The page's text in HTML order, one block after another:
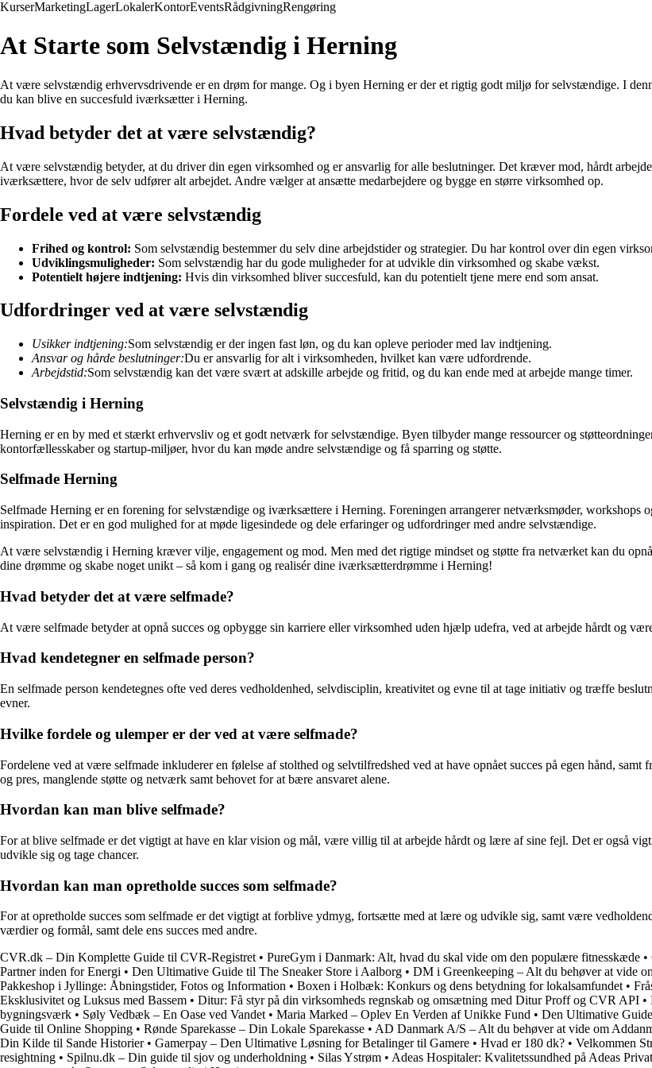
KurserMarketingLagerLokalerKontorEventsRådgivningRengøring
At Starte som Selvstændig i Herning
At være selvstændig erhvervsdrivende er en drøm for mange. Og i byen Herning er der et rigtig godt miljø for selvstændige. I
du kan blive en succesfuld iværksætter i Herning.
Hvad betyder det at være selvstændig?
At være selvstændig betyder, at du driver din egen virksomhed og er ansvarlig for alle beslutninger. Det kræver mod, hårdt
iværksættere, hvor de selv udfører alt arbejdet. Andre vælger at ansætte medarbejdere og bygge en større virksomhed op.
Fordele ved at være selvstændig
Frihed og kontrol: Som selvstændig bestemmer du selv dine arbejdstider og strategier. Du har kontrol over din egen
Udviklingsmuligheder: Som selvstændig har du gode muligheder for at udvikle din virksomhed og skabe vækst.
Potentielt højere indtjening: Hvis din virksomhed bliver succesfuld, kan du potentielt tjene mere end som ansat.
Udfordringer ved at være selvstændig
Usikker indtjening:Som selvstændig er der ingen fast løn, og du kan opleve perioder med lav indtjening.
Ansvar og hårde beslutninger:Du er ansvarlig for alt i virksomheden, hvilket kan være udfordrende.
Arbejdstid:Som selvstændig kan det være svært at adskille arbejde og fritid, og du kan ende med at arbejde mange timer.
Selvstændig i Herning
Herning er en by med et stærkt erhvervsliv og et godt netværk for selvstændige. Byen tilbyder mange ressourcer og
kontorfællesskaber og startup-miljøer, hvor du kan møde andre selvstændige og få sparring og støtte.
Selfmade Herning
Selfmade Herning er en forening for selvstændige og iværksættere i Herning. Foreningen arrangerer netværksmøder,
inspiration. Det er en god mulighed for at møde ligesindede og dele erfaringer og udfordringer med andre selvstændige.
At være selvstændig i Herning kræver vilje, engagement og mod. Men med det rigtige mindset og støtte fra netværket kan du
dine drømme og skabe noget unikt – så kom i gang og realisér dine iværksætterdrømme i Herning!
Hvad betyder det at være selfmade?
At være selfmade betyder at opnå succes og opbygge sin karriere eller virksomhed uden hjælp udefra, ved at arbejde hårdt og
Hvad kendetegner en selfmade person?
En selfmade person kendetegnes ofte ved deres vedholdenhed, selvdisciplin, kreativitet og evne til at tage initiativ og træffe
evner.
Hvilke fordele og ulemper er der ved at være selfmade?
Fordelene ved at være selfmade inkluderer en følelse af stolthed og selvtilfredshed ved at have opnået succes på egen hånd,
og pres, manglende støtte og netværk samt behovet for at bære ansvaret alene.
Hvordan kan man blive selfmade?
For at blive selfmade er det vigtigt at have en klar vision og mål, være villig til at arbejde hårdt og lære af sine fejl. Det er også
udvikle sig og tage chancer.
Hvordan kan man opretholde succes som selfmade?
For at opretholde succes som selfmade er det vigtigt at forblive ydmyg, fortsætte med at lære og udvikle sig, samt være
værdier og formål, samt dele ens succes med andre.
CVR.dk – Din Komplette Guide til CVR-Registret • PureGym i Danmark: Alt, hvad du skal vide om den populære fitnesskæde •
Partner inden for Energi • Den Ultimative Guide til The Sneaker Store i Aalborg • DM i Greenkeeping – Alt du behøver at vide
Pakkeshop i Jyllinge: Åbningstider, Fotos og Information • Boxen i Holbæk: Konkurs og dens betydning for lokalsamfundet •
Eksklusivitet og Luksus med Bassem • Ditur: Få styr på din virksomheds regnskab og omsætning med Ditur Proff og CVR API •
bygningsværk • Søly Vedbæk – En Oase ved Vandet • Maria Marked – Oplev En Verden af Unikke Fund • Den Ultimative
Guide til Online Shopping • Rønde Sparekasse – Din Lokale Sparekasse • AD Danmark A/S – Alt du behøver at vide om
Din Kilde til Sande Historier• Gamerpay – Den Ultimative Løsning for Betalinger til Gamere • Hvad er 180 dk? • Velkommen
resightning • Spilnu.dk – Din guide til sjov og underholdning • Silas Ystrøm • Adeas Hospitaler: Kvalitetssundhed på Adeas